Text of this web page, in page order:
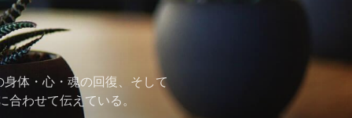
体・心・魂の回復、そして
わせて伝えている。